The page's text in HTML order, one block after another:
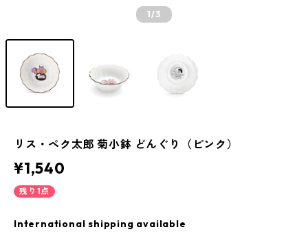
1/3
リス・ペク太郎 菊小鉢 どんぐり（ピンク）
¥1,540
残り1点
International shipping available